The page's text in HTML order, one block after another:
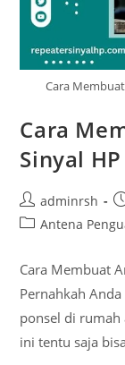
Cara
Cara
Sinyal
Post
author:
adminrsh
PostAntena
Cara Membuat
Pernahkah
ponsel di rumah
ini tentu saja